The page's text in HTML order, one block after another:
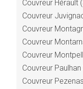
Couvreur Hérault
Couvreur
Couvreur
Couvreur
Couvreur
Couvreur
Couvreur